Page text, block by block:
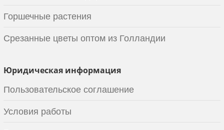
Горшечные растения
Срезанные цветы оптом из Голландии
Юридическая информация
Пользовательское соглашение
Условия работы